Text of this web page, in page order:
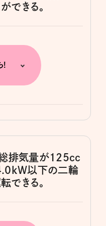
できる。
!
排気量が125cc
以下の二輪
できる。